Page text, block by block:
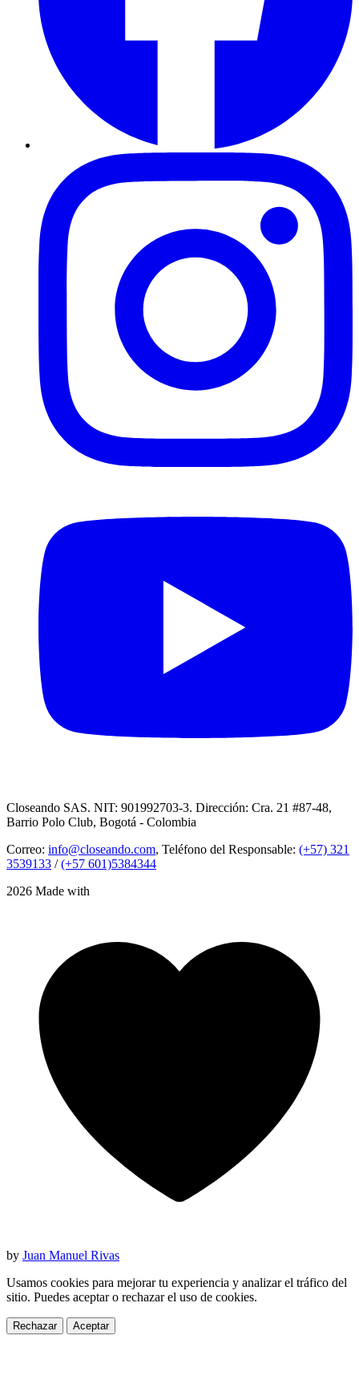
Closeando SAS. NIT: 901992703-3. Dirección: Cra. 21 #87-48,
Barrio Polo Club, Bogotá - Colombia
Correo: info@closeando.com, Teléfono del Responsable: (+57) 321
3539133 /(+57 601)5384344
2026 Made with
by Juan Manuel Rivas
Usamos cookies para mejorar tu experiencia y analizar el tráfico del
sitio. Puedes aceptar o rechazar el uso de cookies.
Rechazar Aceptar